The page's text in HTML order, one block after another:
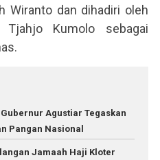
Wiranto dan dihadiri oleh
Kumolo sebagai
Agustiar Tegaskan
Pangan Nasional
Jamaah Haji Kloter